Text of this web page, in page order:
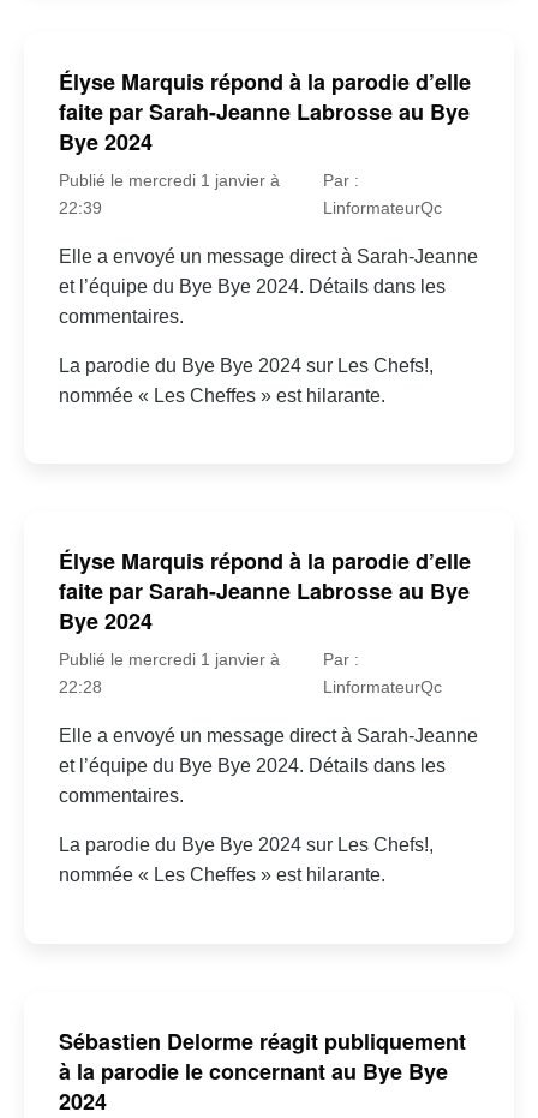
Élyse Marquis répond à la parodie d’elle
faite par Sarah-Jeanne Labrosse au Bye
Bye 2024
Publié le mercredi 1 janvier à
22:39
Par :
LinformateurQc
Elle a envoyé un message direct à Sarah-Jeanne
et l’équipe du Bye Bye 2024. Détails dans les
commentaires.
La parodie du Bye Bye 2024 sur Les Chefs!,
nommée « Les Cheffes » est hilarante.
Élyse Marquis répond à la parodie d’elle
faite par Sarah-Jeanne Labrosse au Bye
Bye 2024
Publié le mercredi 1 janvier à
22:28
Par :
LinformateurQc
Elle a envoyé un message direct à Sarah-Jeanne
et l’équipe du Bye Bye 2024. Détails dans les
commentaires.
La parodie du Bye Bye 2024 sur Les Chefs!,
nommée « Les Cheffes » est hilarante.
Sébastien Delorme réagit publiquement
à la parodie le concernant au Bye Bye
2024